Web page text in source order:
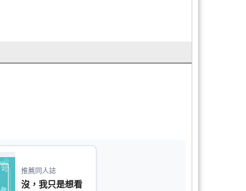
推薦同人誌
沒，我只是想看